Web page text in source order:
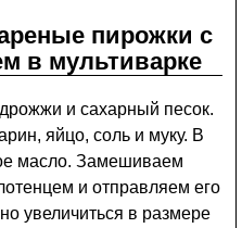
пирожки с
в мультиварке
и сахарный песок.
яйцо, соль и муку. В
масло. Замешиваем
и отправляем его
увеличиться в размере